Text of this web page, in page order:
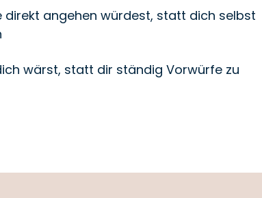
direkt angehen würdest, statt dich selbst
wärst, statt dir ständig Vorwürfe zu